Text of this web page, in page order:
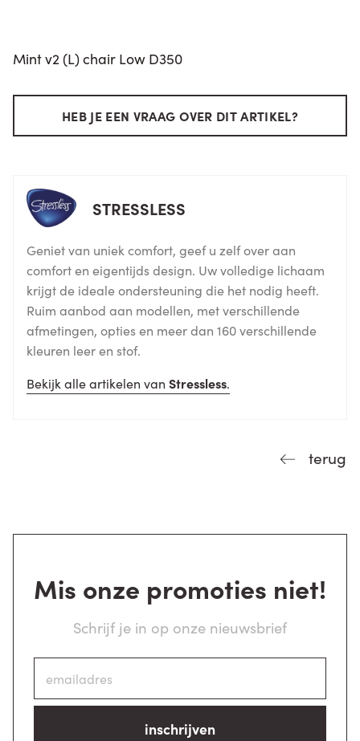
Mint v2 (L) chair Low D350
HEB JE EEN VRAAG OVER DIT ARTIKEL?
STRESSLESS
Geniet van uniek comfort, geef u zelf over aan
comfort en eigentijds design. Uw volledige lichaam
krijgt de ideale ondersteuning die het nodig heeft.
Ruim aanbod aan modellen, met verschillende
afmetingen, opties en meer dan 160 verschillende
kleuren leer en stof.
Bekijk alle artikelen van Stressless.
terug
Mis onze promoties niet!
Schrijf je in op onze nieuwsbrief
inschrijven